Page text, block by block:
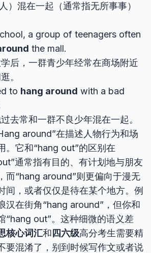
）混在一起（通常指无所事事）
a group of teenagers often
the mall.
后，一群青少年经常在商场附近
。
to hang around with a bad
去常和一群不良少年混在一起。
around”在描述人物行为和场
。它和“hang out”的区别在
通常指有目的、有计划地与朋友
而“hang around”则更偏向于漫无
间，或者仅仅是待在某个地方。例
汉在街角“hang around”，但你和
“hang out”。这种细微的语义差
核心词汇和 四六级高分考生需要精
要混淆了，别到时候写作文或者说